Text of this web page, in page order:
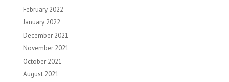
February 2022
January 2022
December 2021
November 2021
October 2021
August 2021